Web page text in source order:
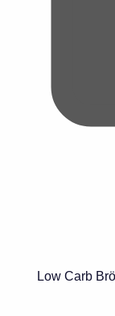
Low Carb